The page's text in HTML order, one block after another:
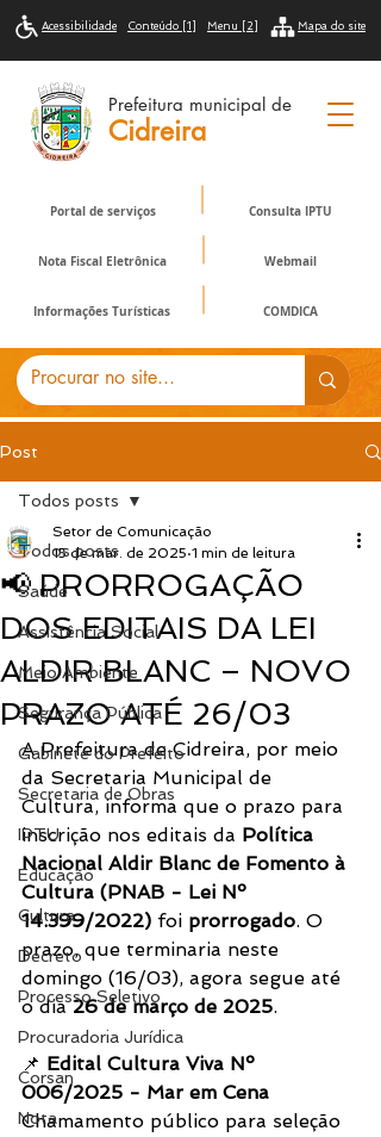
Portal de serviços Consulta IPTU
Nota Fiscal Eletrônica
Informações Turísticas COMDICA
Webmail
Acessibilidade Conteúdo [1] Menu [2] Mapa do site
Prefeitura municipal de
Cidreira
Post
Todos posts
Saúde
Assistência Social
Meio Ambiente
Segurança Pública
Gabinete do Prefeito
Secretaria de Obras
IPTU
Educação
Cultura
Decreto
Processo Seletivo
Procuradoria Jurídica
Corsan
Nota
Todos posts
📢 PRORROGAÇÃO
DOS EDITAIS DA LEI
ALDIR BLANC – NOVO
PRAZO ATÉ 26/03
Setor de Comunicação
15 de mar. de 2025 1 min de leitura
A Prefeitura de Cidreira, por meio
da Secretaria Municipal de
Cultura, informa que o prazo para
inscrição nos editais da Política
Nacional Aldir Blanc de Fomento à
Cultura (PNAB - Lei Nº
14.399/2022) foi prorrogado. O
prazo, que terminaria neste
domingo (16/03), agora segue até
o dia 26 de março de 2025.
📌 Edital Cultura Viva Nº
006/2025 - Mar em Cena
Chamamento público para seleção